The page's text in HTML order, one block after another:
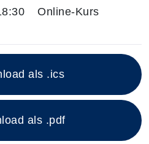
zum diesen Kurs
Online-Kurs
als .ics
als .pdf